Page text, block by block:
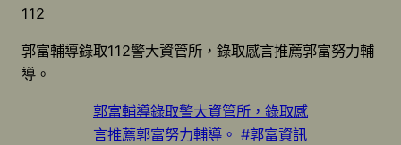
112
郭富輔導錄取112警大資管所，錄取感言推薦郭富努力輔
導。
郭富輔導錄取警大資管所，錄取感
言推薦郭富努力輔導。 #郭富資訊